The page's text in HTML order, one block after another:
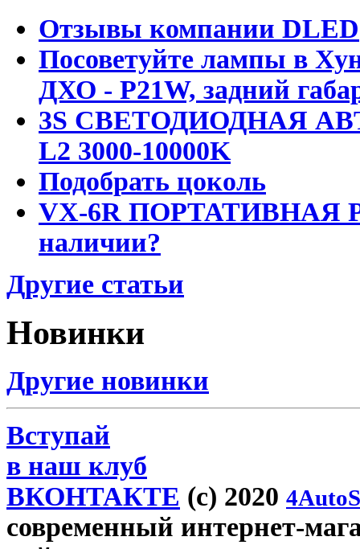
Отзывы компании DLED
Посоветуйте лампы в
ДХО - P21W, задний
3S СВЕТОДИОДНАЯ
L2 3000-10000K
Подобрать цоколь
VX-6R ПОРТАТИВНАЯ
наличии?
Другие статьи
Новинки
Другие новинки
Вступай
в наш клуб
ВКОНТАКТЕ (c) 2020
современный интернет-